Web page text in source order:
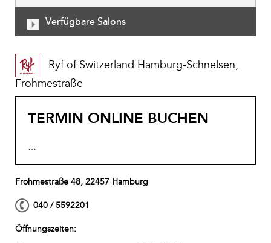
Verfügbare Salons
Ryf of Switzerland Hamburg-Schnelsen,
Frohmestraße
TERMIN ONLINE BUCHEN
…
Frohmestraße 48, 22457 Hamburg
040 / 5592201
Öffnungszeiten: